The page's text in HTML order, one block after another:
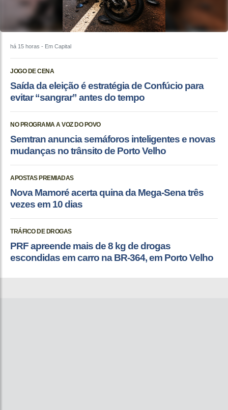
há 15 horas - Em Capital
JOGO DE CENA
Saída da eleição é estratégia de Confúcio para
evitar “sangrar” antes do tempo
NO PROGRAMA A VOZ DO POVO
Semtran anuncia semáforos inteligentes e novas
mudanças no trânsito de Porto Velho
APOSTAS PREMIADAS
Nova Mamoré acerta quina da Mega-Sena três
vezes em 10 dias
TRÁFICO DE DROGAS
PRF apreende mais de 8 kg de drogas
escondidas em carro na BR-364, em Porto Velho